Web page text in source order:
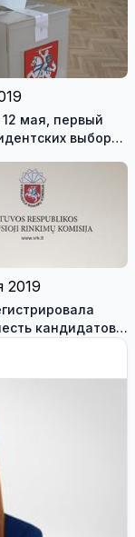
мая, первый
выборов
12 и 55 статей
ЛР
2019
кандидатов в